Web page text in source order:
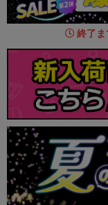
終了ま